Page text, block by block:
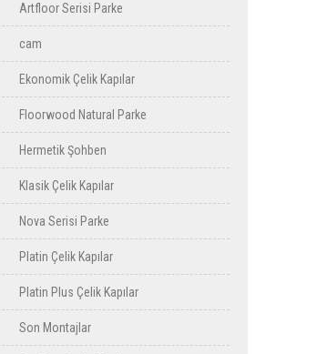
Artfloor Serisi Parke
cam
Ekonomik Çelik Kapılar
Floorwood Natural Parke
Hermetik Şohben
Klasik Çelik Kapılar
Nova Serisi Parke
Platin Çelik Kapılar
Platin Plus Çelik Kapılar
Son Montajlar